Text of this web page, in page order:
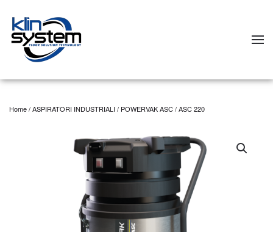
Skip to main content
Home/ASPIRATORI INDUSTRIALI/ POWERVAK ASC/ ASC 220